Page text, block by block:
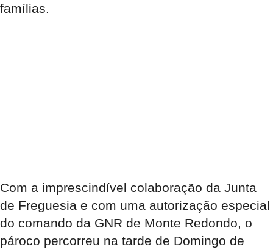
famílias.
Com a imprescindível colaboração da Junta
de Freguesia e com uma autorização especial
do comando da GNR de Monte Redondo, o
pároco percorreu na tarde de Domingo de